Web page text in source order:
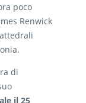
poco
Renwick
di
il 25